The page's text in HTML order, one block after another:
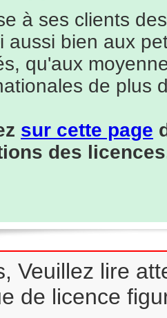
à ses clients
aussi bien aux
qu'aux
de plus
sur cette page
des
Veuillez lire
de licence